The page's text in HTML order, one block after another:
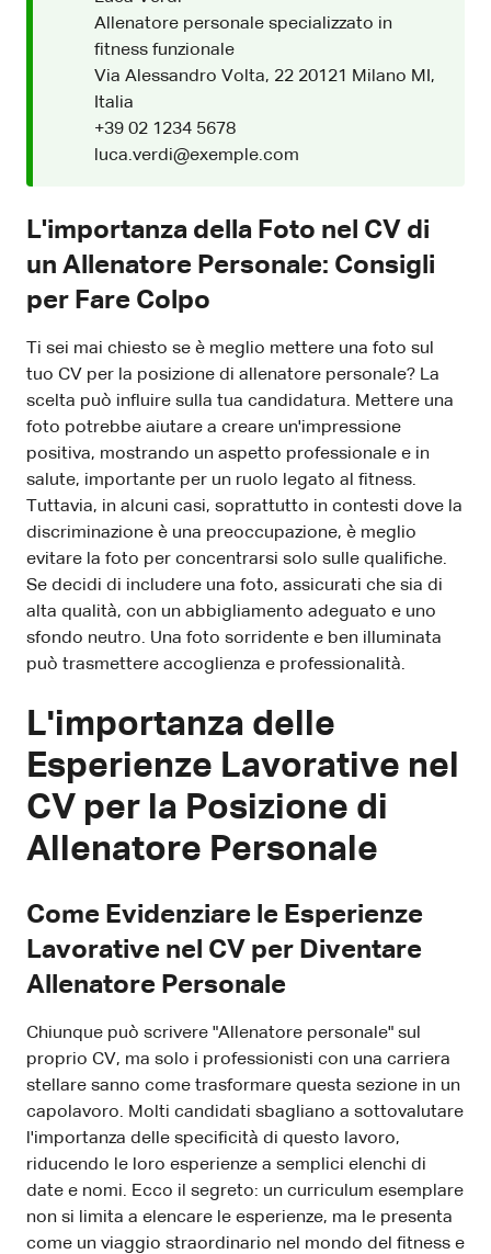
Allenatore personale specializzato in
fitness funzionale
Via Alessandro Volta, 22 20121 Milano MI,
Italia
+39 02 1234 5678
luca.verdi@exemple.com
L'importanza della Foto nel CV di
un Allenatore Personale: Consigli
per Fare Colpo
Ti sei mai chiesto se è meglio mettere una foto sul
tuo CV per la posizione di allenatore personale? La
scelta può influire sulla tua candidatura. Mettere una
foto potrebbe aiutare a creare un'impressione
positiva, mostrando un aspetto professionale e in
salute, importante per un ruolo legato al fitness.
Tuttavia, in alcuni casi, soprattutto in contesti dove la
discriminazione è una preoccupazione, è meglio
evitare la foto per concentrarsi solo sulle qualifiche.
Se decidi di includere una foto, assicurati che sia di
alta qualità, con un abbigliamento adeguato e uno
sfondo neutro. Una foto sorridente e ben illuminata
può trasmettere accoglienza e professionalità.
L'importanza delle
Esperienze Lavorative nel
CV per la Posizione di
Allenatore Personale
Come Evidenziare le Esperienze
Lavorative nel CV per Diventare
Allenatore Personale
Chiunque può scrivere "Allenatore personale" sul
proprio CV, ma solo i professionisti con una carriera
stellare sanno come trasformare questa sezione in un
capolavoro. Molti candidati sbagliano a sottovalutare
l'importanza delle specificità di questo lavoro,
riducendo le loro esperienze a semplici elenchi di
date e nomi. Ecco il segreto: un curriculum esemplare
non si limita a elencare le esperienze, ma le presenta
come un viaggio straordinario nel mondo del fitness e